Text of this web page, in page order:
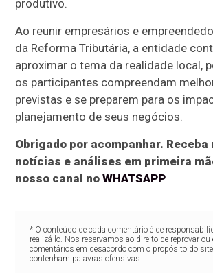
produtivo.
Ao reunir empresários e
da Reforma Tributária, a entidade
aproximar o tema da realidade local,
os participantes compreendam
previstas e se preparem para os
planejamento de seus negócios.
Obrigado por acompanhar. Receba
notícias e análises em primeira
nosso canal noWHATSAPP
* O conteúdo de cada comentário é de
realizá-lo. Nos reservamos ao direito de reprovar
comentários em desacordo com o propósito do
contenham palavras ofensivas.